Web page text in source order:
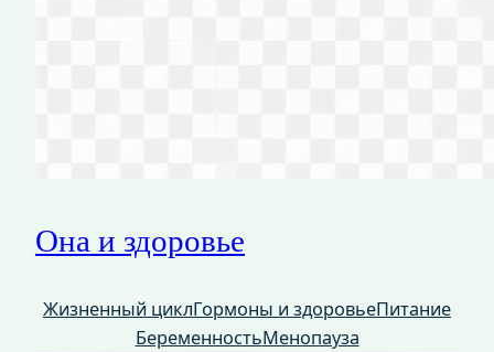
Она и здоровье
Жизненный циклГормоны и здоровьеПитание
БеременностьМенопауза